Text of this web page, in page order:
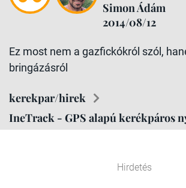
Simon Ádám
2014/08/12
Ez most nem a gazfickókról szól,
bringázásról
kerekpar/hirek
IneTrack - GPS alapú kerékpáros
Hirdetés